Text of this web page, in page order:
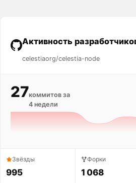
Активность
celestiaorg/celestia-node
27коммитов за
4 недели
Звёзды
995
Форки
1 068